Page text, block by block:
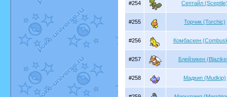
#254 Септайл
#255 Торчик (Torchic)
#256 Комбаскен
#257 Блейзикен
#258 Мадкип (Mudkip)